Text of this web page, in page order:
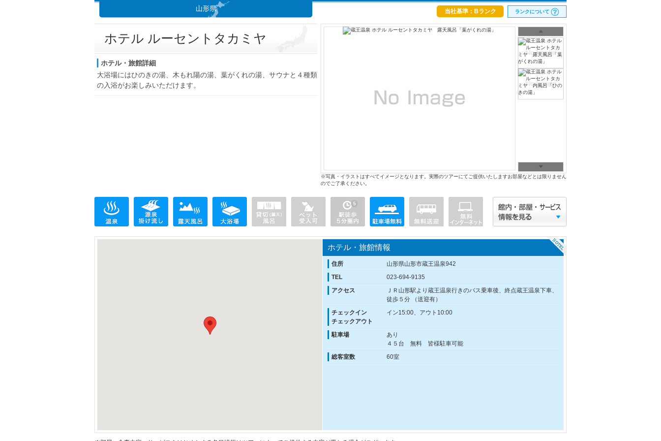
山形県 当社基準：Bランク ランクについて
ホテル ルーセントタカミヤ
ホテル・旅館詳細
大浴場にはひのきの湯、木もれ陽の湯、葉がくれの湯、サウナと４種類
の入浴がお楽しみいただけます。
※写真・イラストはすべてイメージとなります。実際のツアーにてご提供いたしますお部屋などとは限りません
のでご了承ください。
ホテル・旅館情報
住所
山形県山形市蔵王温泉942
TEL
023-694-9135
アクセス
ＪＲ山形駅より蔵王温泉行きのバス乗車後、終点蔵王温泉下車、
徒歩５分 （送迎有）
チェックイン
チェックアウト
イン15:00、アウト10:00
駐車場
あり
４５台 無料 皆様駐車可能
総客室数
60室